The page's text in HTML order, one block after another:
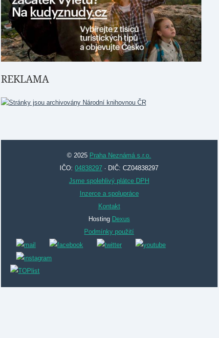
REKLAMA
© 2025 Praha Neznámá s.r.o.
IČO:04838297 · DIČ: CZ04838297
Jsme spolehlivý plátce DPH
Inzerce a spolupráce
Kontakt
Hosting Dexus
Podmínky použití